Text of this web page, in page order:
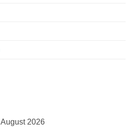
August 2026